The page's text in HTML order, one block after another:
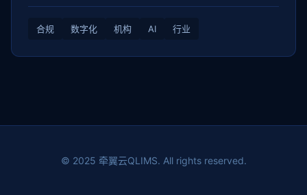
合规 数字化 机构 AI 行业
© 2025 牵翼云QLIMS. All rights reserved.